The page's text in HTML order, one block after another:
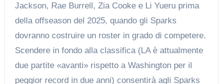
Jackson, Rae Burrell, Zia Cooke e Li Yueru prima
della offseason del 2025, quando gli Sparks
dovranno costruire un roster in grado di competere.
Scendere in fondo alla classifica (LA è attualmente
due partite «avanti» rispetto a Washington per il
peggior record in due anni) consentirà agli Sparks